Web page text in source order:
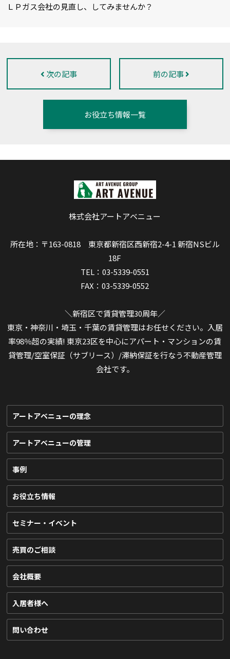
ＬＰガス会社の見直し、してみませんか？
次の記事
お役立ち情報一覧
前の記事
株式会社アートアベニュー
所在地：〒163-0818 東京都新宿区西新宿2-4-1 新宿NSビル
18F
TEL：03-5339-0551
FAX：03-5339-0552
＼新宿区で賃貸管理30周年／
東京・神奈川・埼玉・千葉の賃貸管理はお任せください。入居
率98％超の実績! 東京23区を中心にアパート・マンションの賃
貸管理/空室保証（サブリース）/滞納保証を行なう不動産管理
会社です。
アートアベニューの理念
アートアベニューの管理
事例
お役立ち情報
セミナー・イベント
売買のご相談
会社概要
入居者様へ
問い合わせ